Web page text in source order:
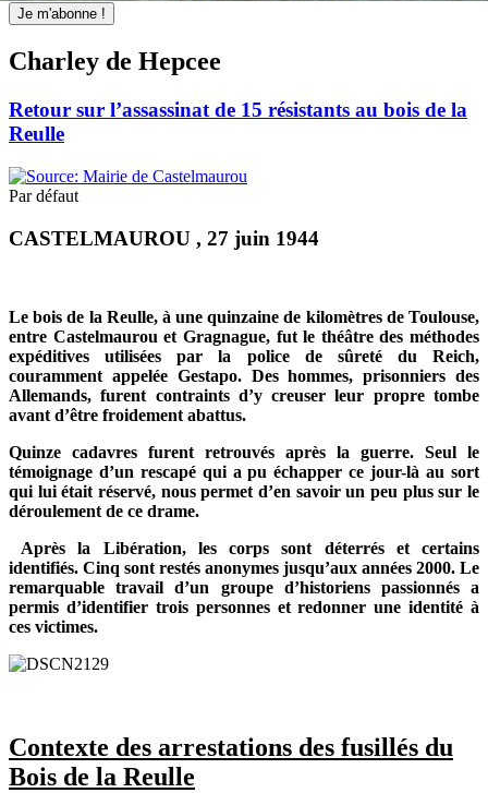
Charley de Hepcee
Retour sur l’assassinat de 15 résistants au bois de la
Reulle
Par défaut
CASTELMAUROU , 27 juin 1944
Le bois de la Reulle, à une quinzaine de kilomètres de Toulouse,
entre Castelmaurou et Gragnague, fut le théâtre des méthodes
expéditives utilisées par la police de sûreté du Reich,
couramment appelée Gestapo. Des hommes, prisonniers des
Allemands, furent contraints d’y creuser leur propre tombe
avant d’être froidement abattus.
Quinze cadavres furent retrouvés après la guerre. Seul le
témoignage d’un rescapé qui a pu échapper ce jour-là au sort
qui lui était réservé, nous permet d’en savoir un peu plus sur le
déroulement de ce drame.
Après la Libération, les corps sont déterrés et certains
identifiés. Cinq sont restés anonymes jusqu’aux années 2000. Le
remarquable travail d’un groupe d’historiens passionnés a
permis d’identifier trois personnes et redonner une identité à
ces victimes.
Contexte des arrestations des fusillés du
Bois de la Reulle